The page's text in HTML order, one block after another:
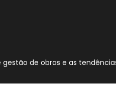
de obras e as